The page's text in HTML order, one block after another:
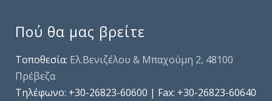
Πού θα μας βρείτε
Τοποθεσία: Ελ.Βενιζέλου & Μπαχούμη 2, 48100
Πρέβεζα
Τηλέφωνo: +30-26823-60600 | Fax: +30-26823-60640